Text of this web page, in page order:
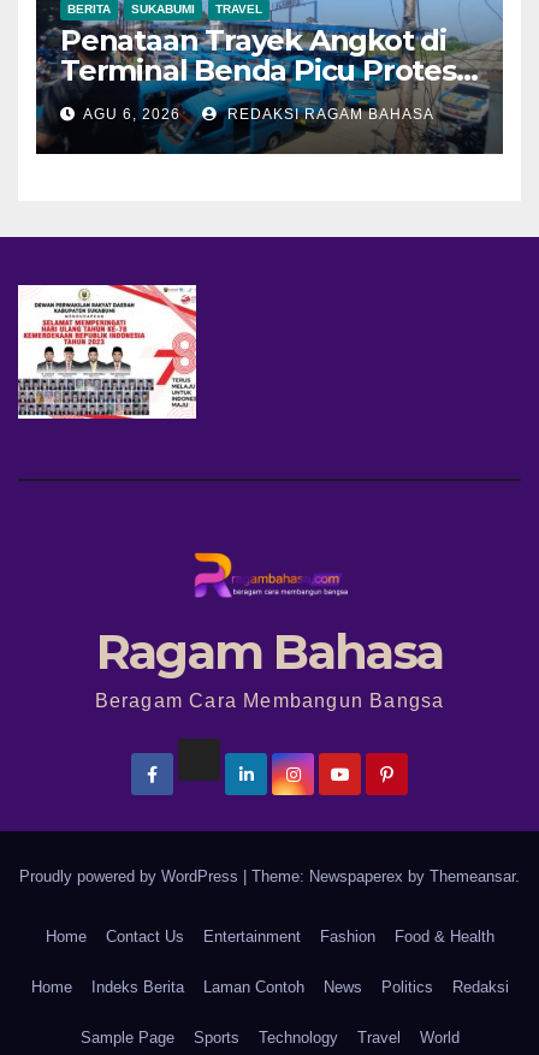
BERITA SUKABUMI TRAVEL
Penataan Trayek Angkot di
Terminal Benda Picu Protes
Sopir, Dishub: Belum Ada
Keputusan Final
AGU 6, 2026 REDAKSI RAGAM BAHASA
Ragam Bahasa
Beragam Cara Membangun Bangsa
Proudly powered by WordPress Theme: Newspaperex by Themeansar.
Home Contact Us Entertainment Fashion Food & Health
Home Indeks Berita Laman Contoh News Politics Redaksi
Sample Page Sports Technology Travel World